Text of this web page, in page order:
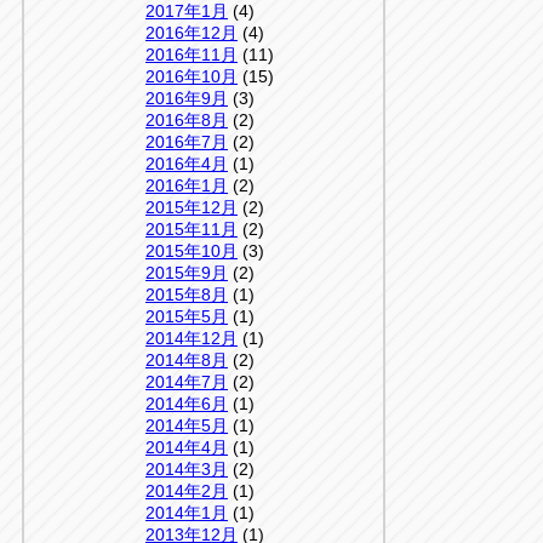
2017年1月 (4)
2016年12月 (4)
2016年11月 (11)
2016年10月 (15)
2016年9月 (3)
2016年8月 (2)
2016年7月 (2)
2016年4月 (1)
2016年1月 (2)
2015年12月 (2)
2015年11月 (2)
2015年10月 (3)
2015年9月 (2)
2015年8月 (1)
2015年5月 (1)
2014年12月 (1)
2014年8月 (2)
2014年7月 (2)
2014年6月 (1)
2014年5月 (1)
2014年4月 (1)
2014年3月 (2)
2014年2月 (1)
2014年1月 (1)
2013年12月 (1)